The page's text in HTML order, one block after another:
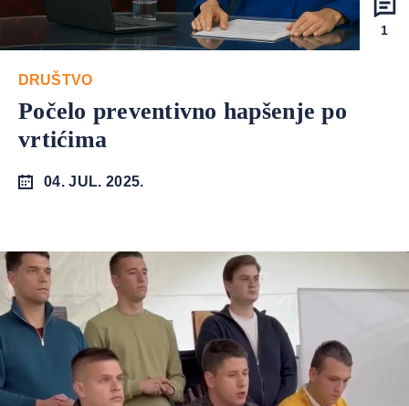
1
DRUŠTVO
Počelo preventivno hapšenje po
vrtićima
04. JUL. 2025.